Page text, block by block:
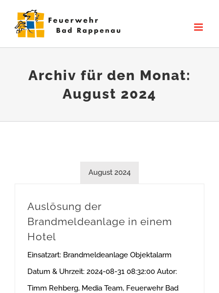
Inhalt
Archiv für den Monat:
August 2024
August 2024
Auslösung der
Brandmeldeanlage in einem
Hotel
Einsatzart: Brandmeldeanlage Objektalarm
Datum & Uhrzeit: 2024-08-31 08:32:00 Autor:
Timm Rehberg, Media Team, Feuerwehr Bad